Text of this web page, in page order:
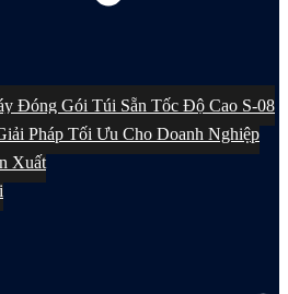
Đóng Gói Túi Sẵn Tốc Độ Cao S-08
Pháp Tối Ưu Cho Doanh Nghiệp
Xuất